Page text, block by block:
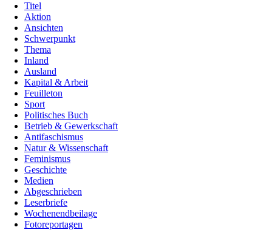
Titel
Aktion
Ansichten
Schwerpunkt
Thema
Inland
Ausland
Kapital & Arbeit
Feuilleton
Sport
Politisches Buch
Betrieb & Gewerkschaft
Antifaschismus
Natur & Wissenschaft
Feminismus
Geschichte
Medien
Abgeschrieben
Leserbriefe
Wochenendbeilage
Fotoreportagen